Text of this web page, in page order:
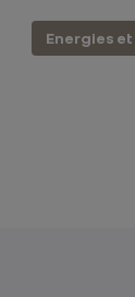
Energies